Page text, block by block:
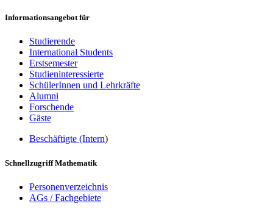
Informationsangebot für
Studierende
International Students
Erstsemester
Studieninteressierte
SchülerInnen und Lehrkräfte
Alumni
Forschende
Gäste
Beschäftigte (Intern)
Schnellzugriff Mathematik
Personenverzeichnis
AGs / Fachgebiete